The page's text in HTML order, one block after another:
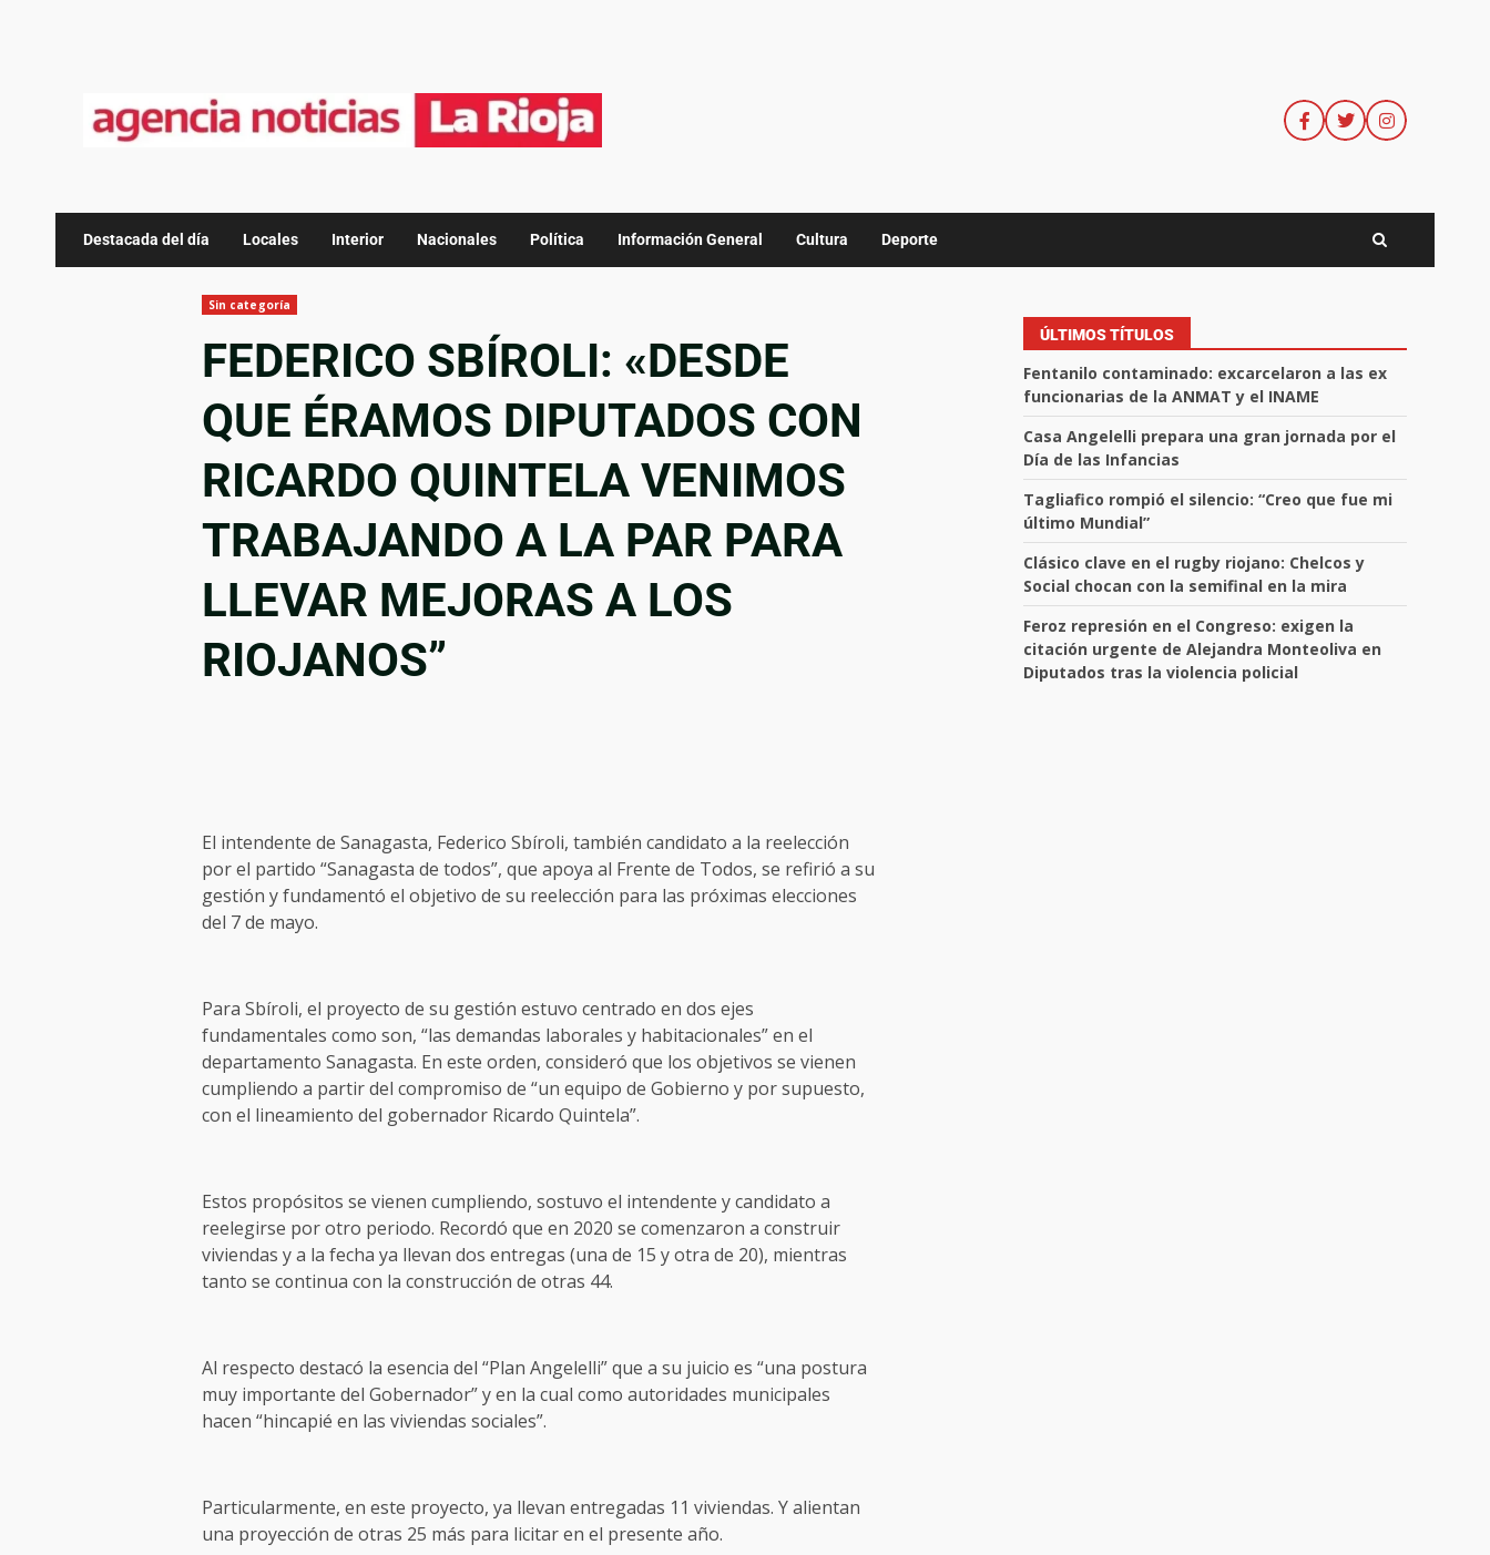
Destacada del día Locales Interior Nacionales Política Información General Cultura Deporte
Sin categoría
FEDERICO SBÍROLI: «DESDE
QUE ÉRAMOS DIPUTADOS CON
RICARDO QUINTELA VENIMOS
TRABAJANDO A LA PAR PARA
LLEVAR MEJORAS A LOS
RIOJANOS”
El intendente de Sanagasta, Federico Sbíroli, también candidato a la reelección
por el partido “Sanagasta de todos”, que apoya al Frente de Todos, se refirió a su
gestión y fundamentó el objetivo de su reelección para las próximas elecciones
del 7 de mayo.
Para Sbíroli, el proyecto de su gestión estuvo centrado en dos ejes
fundamentales como son, “las demandas laborales y habitacionales” en el
departamento Sanagasta. En este orden, consideró que los objetivos se vienen
cumpliendo a partir del compromiso de “un equipo de Gobierno y por supuesto,
con el lineamiento del gobernador Ricardo Quintela”.
Estos propósitos se vienen cumpliendo, sostuvo el intendente y candidato a
reelegirse por otro periodo. Recordó que en 2020 se comenzaron a construir
viviendas y a la fecha ya llevan dos entregas (una de 15 y otra de 20), mientras
tanto se continua con la construcción de otras 44.
Al respecto destacó la esencia del “Plan Angelelli” que a su juicio es “una postura
muy importante del Gobernador” y en la cual como autoridades municipales
hacen “hincapié en las viviendas sociales”.
Particularmente, en este proyecto, ya llevan entregadas 11 viviendas. Y alientan
una proyección de otras 25 más para licitar en el presente año.
ÚLTIMOS TÍTULOS
Fentanilo contaminado: excarcelaron a las ex
funcionarias de la ANMAT y el INAME
Casa Angelelli prepara una gran jornada por el
Día de las Infancias
Tagliafico rompió el silencio: “Creo que fue mi
último Mundial”
Clásico clave en el rugby riojano: Chelcos y
Social chocan con la semifinal en la mira
Feroz represión en el Congreso: exigen la
citación urgente de Alejandra Monteoliva en
Diputados tras la violencia policial